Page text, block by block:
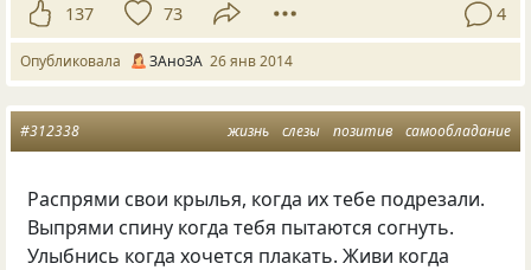
137 73 4
Опубликовала ЗАноЗА 26 янв 2014
жизнь слезы позитив самообладание
#312338
Распрями свои крылья, когда их тебе подрезали.
Выпрями спину когда тебя пытаются согнуть.
Улыбнись когда хочется плакать. Живи когда